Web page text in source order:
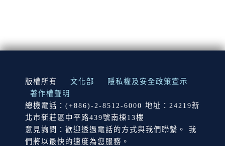
:::
版權所有 文化部
隱私權及安全政策宣示
著作權聲明
總機電話：(+886)-2-8512-6000 地址：24219新
北市新莊區中平路439號南棟13樓
意見詢問：歡迎透過電話的方式與我們聯繫。 我
們將以最快的速度為您服務。